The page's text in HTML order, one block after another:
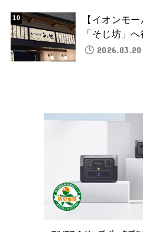
【イオンモ
「そじ坊」へ
2026.03.20